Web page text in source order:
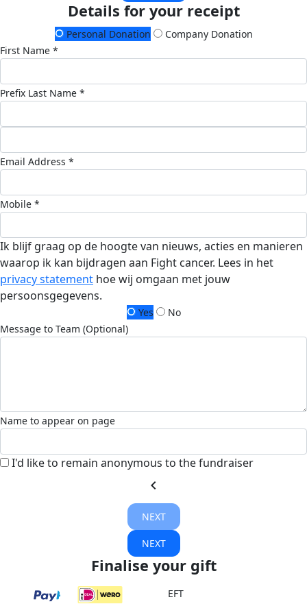
Details for your receipt
Personal Donation
Company Donation
First Name *
Prefix Last Name *
Email Address *
Mobile *
Ik blijf graag op de hoogte van nieuws, acties en manieren
waarop ik kan bijdragen aan Fight cancer. Lees in het
privacy statement hoe wij omgaan met jouw
persoonsgegevens.
Yes
No
Message to Team (Optional)
Name to appear on page
I'd like to remain anonymous to the fundraiser
chevron_left
NEXT
NEXT
Finalise your gift
EFT